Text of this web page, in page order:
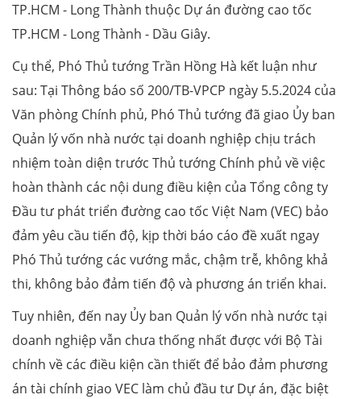
TP.HCM - Long Thành thuộc Dự án đường cao tốc
TP.HCM - Long Thành - Dầu Giây.
Cụ thể, Phó Thủ tướng Trần Hồng Hà kết luận như
sau: Tại Thông báo số 200/TB-VPCP ngày 5.5.2024 của
Văn phòng Chính phủ, Phó Thủ tướng đã giao Ủy ban
Quản lý vốn nhà nước tại doanh nghiệp chịu trách
nhiệm toàn diện trước Thủ tướng Chính phủ về việc
hoàn thành các nội dung điều kiện của Tổng công ty
Đầu tư phát triển đường cao tốc Việt Nam (VEC) bảo
đảm yêu cầu tiến độ, kịp thời báo cáo đề xuất ngay
Phó Thủ tướng các vướng mắc, chậm trễ, không khả
thi, không bảo đảm tiến độ và phương án triển khai.
Tuy nhiên, đến nay Ủy ban Quản lý vốn nhà nước tại
doanh nghiệp vẫn chưa thống nhất được với Bộ Tài
chính về các điều kiện cần thiết để bảo đảm phương
án tài chính giao VEC làm chủ đầu tư Dự án, đặc biệt